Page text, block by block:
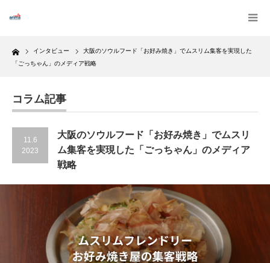
Home インタビュー
大阪のソウルフード「お好み焼き」でムスリム集客を実現した
「ごっちゃん」のメディア戦略
コラム記事
11.6
2023
大阪のソウルフード「お好み焼き」でムスリ
ム集客を実現した「ごっちゃん」のメディア
戦略